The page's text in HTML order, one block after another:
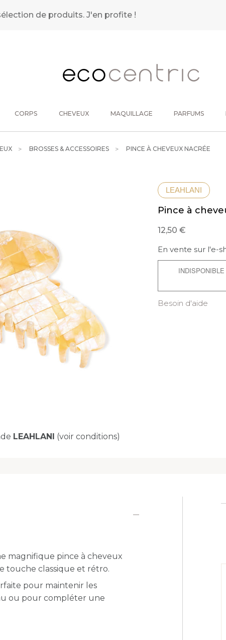
de produits.J'en profite !
CORPS CHEVEUX MAQUILLAGE PARFUMS
BROSSES & ACCESSOIRES PINCE À CHEVEUX NACRÉE
LEAHLANI (voir conditions)
LEAHLANI
Pince à
12,50
En vente sur l'e-
Besoin d'aide
magnifique pince à cheveux
touche classique et rétro.
pour maintenir les
ou pour compléter une